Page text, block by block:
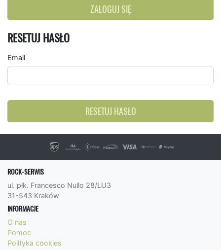
ZALOGUJ SIĘ
RESETUJ HASŁO
Email
RESETUJ HASŁO
ROCK-SERWIS
ul. płk. Francesco Nullo 28/LU3
31-543 Kraków
INFORMACJE
O nas
Pomoc
Polityka cookies